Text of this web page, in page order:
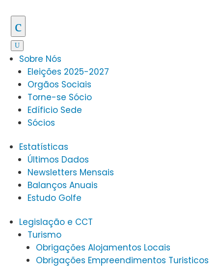
c
U
Sobre Nós
Eleições 2025-2027
Orgãos Sociais
Torne-se Sócio
Edíficio Sede
Sócios
Estatísticas
Últimos Dados
Newsletters Mensais
Balanços Anuais
Estudo Golfe
Legislação e CCT
Turismo
Obrigações Alojamentos Locais
Obrigações Empreendimentos Turisticos